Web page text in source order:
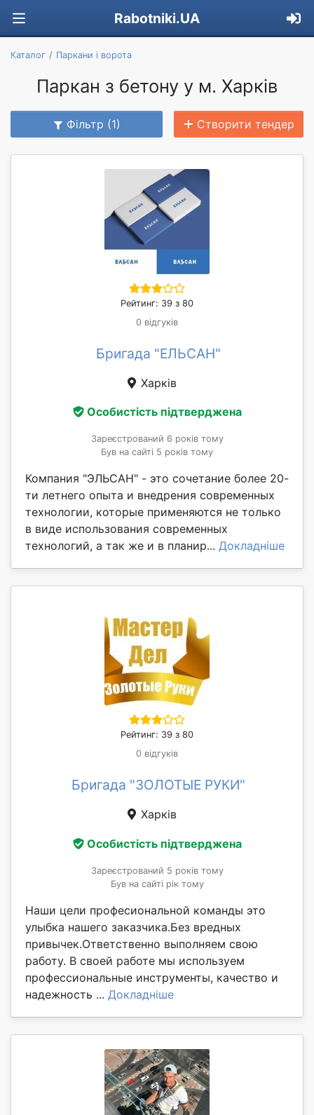
Rabotniki.UA
Каталог Паркани і ворота
Паркан з бетону у м. Харків
Фільтр (1) Створити тендер
Рейтинг: 39 з 80
0 відгуків
Бригада "ЕЛЬСАН"
Харків
Особистість підтверджена
Зареєстрований 6 років тому
Був на сайті 5 років тому
Компания "ЭЛЬСАН" - это сочетание более 20-
ти летнего опыта и внедрения современных
технологии, которые применяются не только
в виде использования современных
технологий, а так же и в планир... Докладніше
Рейтинг: 39 з 80
0 відгуків
Бригада "ЗОЛОТЫЕ РУКИ"
Харків
Особистість підтверджена
Зареєстрований 5 років тому
Був на сайті рік тому
Наши цели професиональной команды это
улыбка нашего заказчика.Без вредных
привычек.Ответственно выполняем свою
работу. В своей работе мы используем
профессиональные инструменты, качество и
надежность ... Докладніше